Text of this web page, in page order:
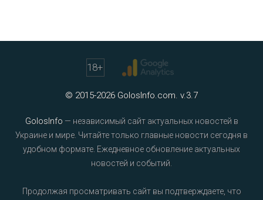
18+
© 2015-2026 GolosInfo.com. v.3.7
GolosInfo — независимый сайт актуальных новостей в
Украине и мире. Читайте только главные новости сегодня в
удобном формате. Ежедневное обновление актуальных
новостей и событий.
Продолжая просматривать сайт вы подтверждаете, что